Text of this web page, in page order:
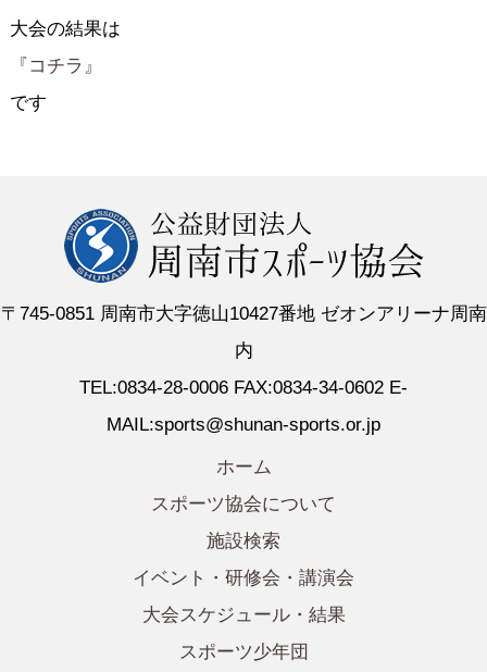
大会の結果は
『コチラ』
です
〒745-0851 周南市大字徳山10427番地 ゼオンアリーナ周南
内
TEL:0834-28-0006 FAX:0834-34-0602 E-
MAIL:sports@shunan-sports.or.jp
ホーム
スポーツ協会について
施設検索
イベント・研修会・講演会
大会スケジュール・結果
スポーツ少年団